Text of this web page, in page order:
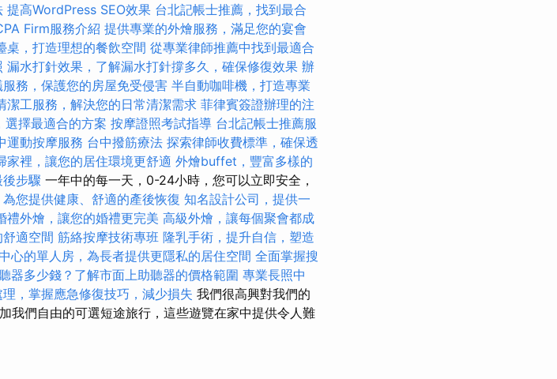
提高WordPress SEO效果 台北記帳士推薦，找到最合
Firm服務介紹 提供專業的外燴服務，滿足您的宴會
桌，打造理想的餐飲空間 從專業律師推薦中找到最適合
漏水打針效果，了解漏水打針撐多久，確保修復效果 辦
務，保護您的房屋免受侵害 半自動咖啡機，打造專業
潔工服務，解決您的日常清潔需求 菲律賓簽證辦理的注
擇最適合的方案 按摩證照考試指導 台北記帳士推薦服
運動按摩服務 台中撥筋療法 探索律師收費標準，確保透
家裡，讓您的居住環境更舒適 外燴buffet，豐富多樣的
步驟 一年中的每一天，0-24小時，您可以立即安全，
您提供健康、舒適的產後恢復 知名設計公司，提供一
禮外燴，讓您的婚禮更完美 高級外燴，讓每個聚會都成
適空間 筋絡按摩技術專班 隆乳手術，提升自信，塑造
心的單人房，為長者提供更隱私的居住空間 全面掌握搜
器多少錢？了解市面上助聽器的價格範圍 專業長照中
，掌握應急修復技巧，減少損失 我們很高興對我們的
我們自由的可選短途旅行，這些遊覽在家中提供令人難